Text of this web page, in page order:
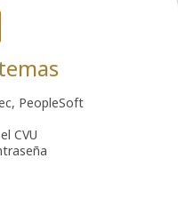
PeopleSoft
CVU